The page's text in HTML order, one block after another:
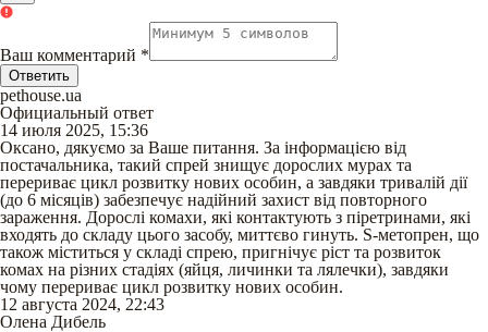
Ваш комментарий *
Ответить
pethouse.ua
Официальный ответ
14 июля 2025, 15:36
Оксано, дякуємо за Ваше питання. За інформацією від
постачальника, такий спрей знищує дорослих мурах та
перериває цикл розвитку нових особин, а завдяки тривалій дії
(до 6 місяців) забезпечує надійний захист від повторного
зараження. Дорослі комахи, які контактують з піретринами, які
входять до складу цього засобу, миттєво гинуть. S-метопрен, що
також міститься у складі спрею, пригнічує ріст та розвиток
комах на різних стадіях (яйця, личинки та лялечки), завдяки
чому перериває цикл розвитку нових особин.
12 августа 2024, 22:43
Олена Дибель